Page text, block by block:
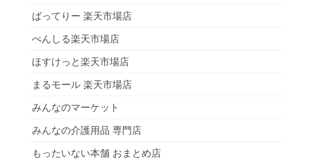
ばってりー 楽天市場店
ぺんしる楽天市場店
ほすけっと楽天市場店
まるモール 楽天市場店
みんなのマーケット
みんなの介護用品 専門店
もったいない本舗 おまとめ店